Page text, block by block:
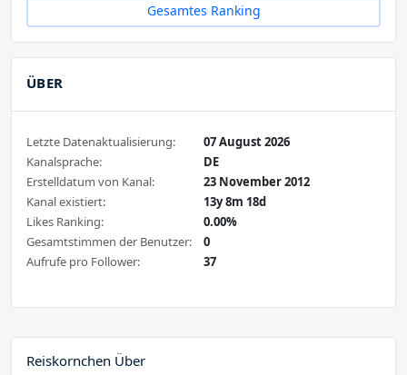
Gesamtes Ranking
ÜBER
Letzte Datenaktualisierung:
07 August 2026
Kanalsprache:
DE
Erstelldatum von Kanal:
23 November 2012
Kanal existiert:
13y 8m 18d
Likes Ranking:
0.00%
Gesamtstimmen der Benutzer:
0
Aufrufe pro Follower:
37
Reiskornchen Über